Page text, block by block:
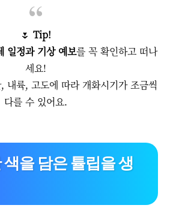
🌷 Tip!
일정과 기상 예보를 꼭 확인하고 떠나
세요!
내륙, 고도에 따라 개화시기가 조금씩
다를 수 있어요.
색을 담은 튤립을 생